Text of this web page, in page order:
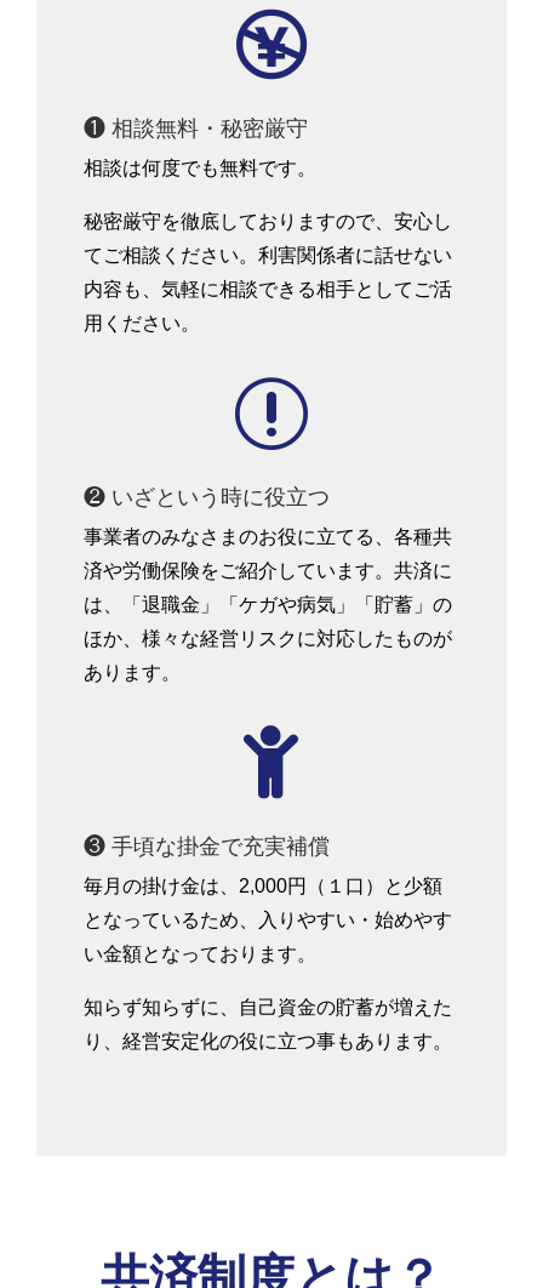

❶ 相談無料・秘密厳守
相談は何度でも無料です。
秘密厳守を徹底しておりますので、安心し
てご相談ください。利害関係者に話せない
内容も、気軽に相談できる相手としてご活
用ください。
r
❷ いざという時に役立つ
事業者のみなさまのお役に立てる、各種共
済や労働保険をご紹介しています。共済に
は、「退職金」「ケガや病気」「貯蓄」の
ほか、様々な経営リスクに対応したものが
あります。

❸ 手頃な掛金で充実補償
毎月の掛け金は、2,000円（１口）と少額
となっているため、入りやすい・始めやす
い金額となっております。
知らず知らずに、自己資金の貯蓄が増えた
り、経営安定化の役に立つ事もあります。